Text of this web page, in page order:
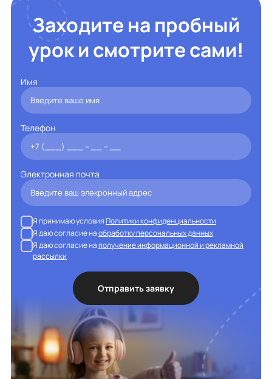
Заходите на пробный
урок и смотрите сами!
Имя
Телефон
Электронная почта
Я принимаю условияПолитики конфиденциальности
Я даю согласие наобработку персональных данных
Я даю согласие наполучение информационной и рекламной
рассылки
Отправить заявку